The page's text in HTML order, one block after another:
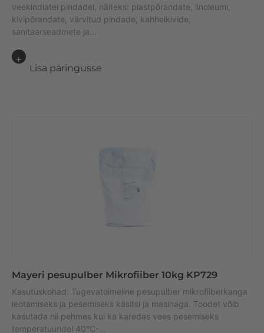
veekindlatel pindadel, näiteks: plastpõrandate, linoleumi,
kivipõrandate, värvitud pindade, kahhelkivide,
sanitaarseadmete ja...
Lisa päringusse
Mayeri pesupulber Mikrofiiber 10kg KP729
Kasutuskohad: Tugevatoimeline pesupulber mikrofiiberkanga
leotamiseks ja pesemiseks käsitsi ja masinaga. Toodet võib
kasutada nii pehmes kui ka karedas vees pesemiseks
temperatuuridel 40°C-...